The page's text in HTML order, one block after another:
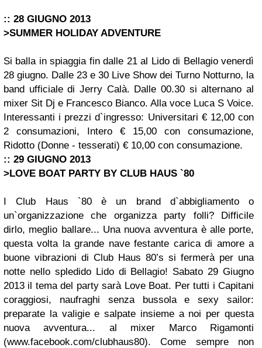
:: 28 GIUGNO 2013
>SUMMER HOLIDAY ADVENTURE
Si balla in spiaggia fin dalle 21 al Lido di Bellagio venerdì
28 giugno. Dalle 23 e 30 Live Show dei Turno Notturno, la
band ufficiale di Jerry Calà. Dalle 00.30 si alternano al
mixer Sit Dj e Francesco Bianco. Alla voce Luca S Voice.
Interessanti i prezzi d`ingresso: Universitari € 12,00 con
2 consumazioni, Intero € 15,00 con consumazione,
Ridotto (Donne - tesserati) € 10,00 con consumazione.
:: 29 GIUGNO 2013
>LOVE BOAT PARTY BY CLUB HAUS `80
I Club Haus `80 è un brand d`abbigliamento o
un`organizzazione che organizza party folli? Difficile
dirlo, meglio ballare... Una nuova avventura è alle porte,
questa volta la grande nave festante carica di amore a
buone vibrazioni di Club Haus 80’s si fermerà per una
notte nello spledido Lido di Bellagio! Sabato 29 Giugno
2013 il tema del party sarà Love Boat. Per tutti i Capitani
coraggiosi, naufraghi senza bussola e sexy sailor:
preparate la valigie e salpate insieme a noi per questa
nuova avventura... al mixer Marco Rigamonti
(www.facebook.com/clubhaus80). Come sempre non